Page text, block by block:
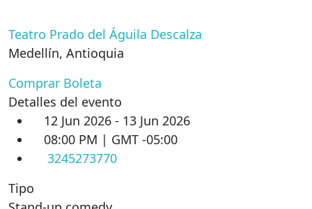
Teatro Prado del Águila Descalza
Medellín, Antioquia
Comprar Boleta
Detalles del evento
12 Jun 2026 - 13 Jun 2026
08:00 PM | GMT -05:00
3245273770
Tipo